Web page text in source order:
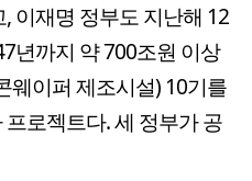
이재명 정부도 지난해 12
년까지 약 700조원 이상
웨이퍼 제조시설) 10기를
로젝트다. 세 정부가 공